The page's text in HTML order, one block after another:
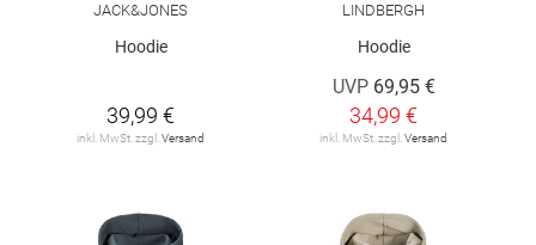
JACK&JONES
Hoodie
39,99 €
inkl. MwSt. zzgl.Versand
LINDBERGH
Hoodie
UVP 69,95 €
34,99 €
inkl. MwSt. zzgl.Versand